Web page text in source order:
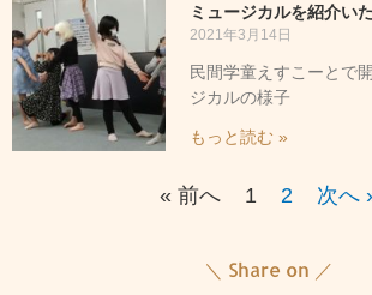
ミュージカルを紹介い
2021年3月14日
民間学童えすこーとで
ジカルの様子
もっと読む »
« 前へ 1 2 次へ
＼ Share on ／